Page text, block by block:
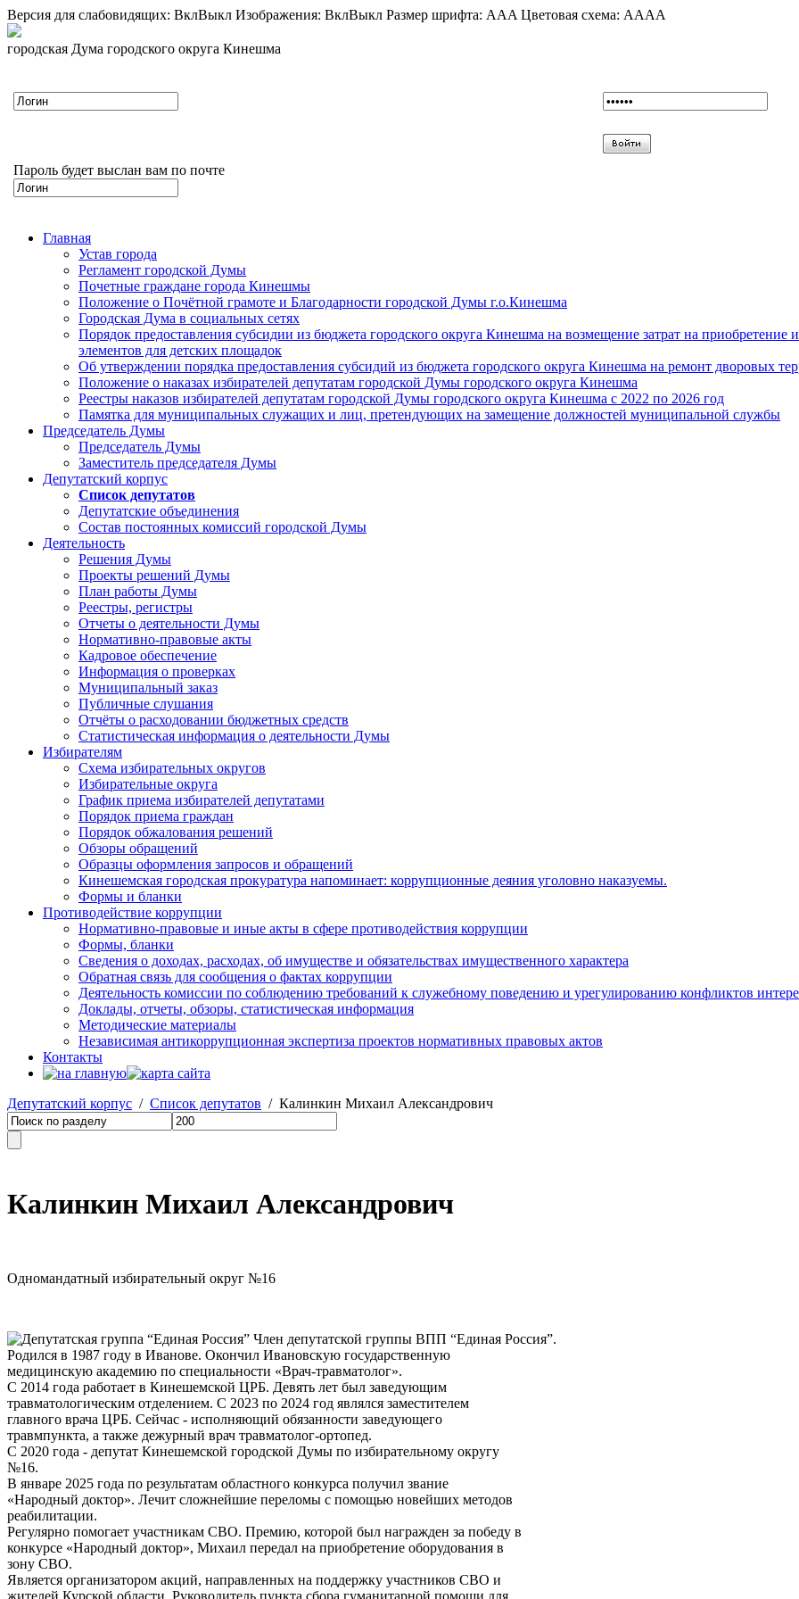
Версия для слабовидящих: ВклВыкл Изображения: ВклВыкл Размер шрифта: AAA Цветовая схема: AAAA
городская Дума городского округа Кинешма
Пароль будет выслан вам по почте
Главная
Устав города
Регламент городской Думы
Почетные граждане города Кинешмы
Положение о Почётной грамоте и Благодарности городской Думы г.о.Кинешма
Городская Дума в социальных сетях
Порядок предоставления субсидии из бюджета городского округа Кинешма на возмещение затрат на
элементов для детских площадок
Об утверждении порядка предоставления субсидий из бюджета городского округа Кинешма на ремонт дворовых
Положение о наказах избирателей депутатам городской Думы городского округа Кинешма
Реестры наказов избирателей депутатам городской Думы городского округа Кинешма с 2022 по 2026 год
Памятка для муниципальных служащих и лиц, претендующих на замещение должностей муниципальной службы
Председатель Думы
Председатель Думы
Заместитель председателя Думы
Депутатский корпус
Список депутатов
Депутатские объединения
Состав постоянных комиссий городской Думы
Деятельность
Решения Думы
Проекты решений Думы
План работы Думы
Реестры, регистры
Отчеты о деятельности Думы
Нормативно-правовые акты
Кадровое обеспечение
Информация о проверках
Муниципальный заказ
Публичные слушания
Отчёты о расходовании бюджетных средств
Статистическая информация о деятельности Думы
Избирателям
Схема избирательных округов
Избирательные округа
График приема избирателей депутатами
Порядок приема граждан
Порядок обжалования решений
Обзоры обращений
Образцы оформления запросов и обращений
Кинешемская городская прокуратура напоминает: коррупционные деяния уголовно наказуемы.
Формы и бланки
Противодействие коррупции
Нормативно-правовые и иные акты в сфере противодействия коррупции
Формы, бланки
Сведения о доходах, расходах, об имуществе и обязательствах имущественного характера
Обратная связь для сообщения о фактах коррупции
Деятельность комиссии по соблюдению требований к служебному поведению и урегулированию конфликтов
Доклады, отчеты, обзоры, статистическая информация
Методические материалы
Независимая антикоррупционная экспертиза проектов нормативных правовых актов
Контакты
Депутатский корпус / Список депутатов / Калинкин Михаил Александрович
Калинкин Михаил Александрович
Одномандатный избирательный округ №16
Член депутатской группы ВПП “Единая Россия”.
Родился в 1987 году в Иванове. Окончил Ивановскую государственную
медицинскую академию по специальности «Врач-травматолог».
С 2014 года работает в Кинешемской ЦРБ. Девять лет был заведующим
травматологическим отделением. С 2023 по 2024 год являлся заместителем
главного врача ЦРБ. Сейчас - исполняющий обязанности заведующего
травмпункта, а также дежурный врач травматолог-ортопед.
С 2020 года - депутат Кинешемской городской Думы по избирательному округу
№16.
В январе 2025 года по результатам областного конкурса получил звание
«Народный доктор». Лечит сложнейшие переломы с помощью новейших методов
реабилитации.
Регулярно помогает участникам СВО. Премию, которой был награжден за победу в
конкурсе «Народный доктор», Михаил передал на приобретение оборудования в
зону СВО.
Является организатором акций, направленных на поддержку участников СВО и
жителей Курской области. Руководитель пункта сбора гуманитарной помощи для